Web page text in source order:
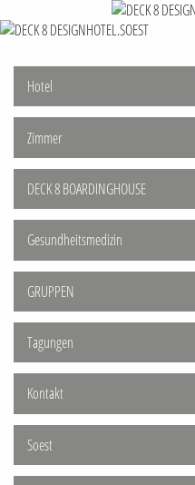
Hotel
Zimmer
DECK 8 BOARDINGHOUSE
Gesundheitsmedizin
GRUPPEN
Tagungen
Kontakt
Soest